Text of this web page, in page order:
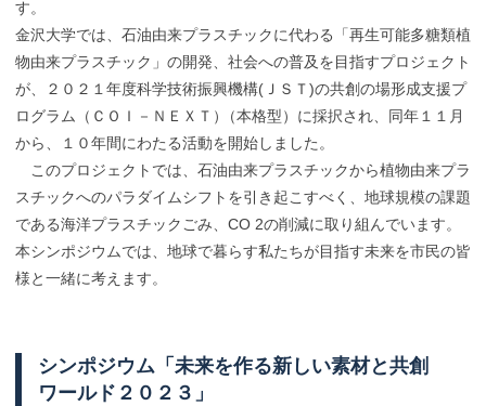
す。
金沢大学では、石油由来プラスチックに代わる「再生可能多糖類植
物由来プラスチック」の開発、社会への普及を目指すプロジェクト
が、２０２１年度科学技術振興機構(ＪＳＴ)の共創の場形成支援プ
ログラム（ＣＯＩ－ＮＥＸＴ ）
（本格型）に採択され、同年１１月
から、１０年間にわたる活動を開始しました。
このプロジェクトでは、石油由来プラスチックから植物由来プラ
スチックへのパラダイムシフトを引き起こすべく、地球規模の課題
である海洋プラスチックごみ、CO 2の削減に取り組んでいます。
本シンポジウムでは、地球で暮らす私たちが目指す未来を市民の皆
様と一緒に考えます。
シンポジウム 「未来を作る新しい素材と共創
ワールド ２０２３」